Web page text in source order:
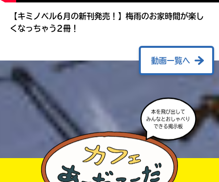
【キミノベル6月の新刊発売！】梅雨のお家時間が楽し
くなっちゃう2冊！
動画一覧へ
本を飛び出して
みんなとおしゃべり
できる掲示板